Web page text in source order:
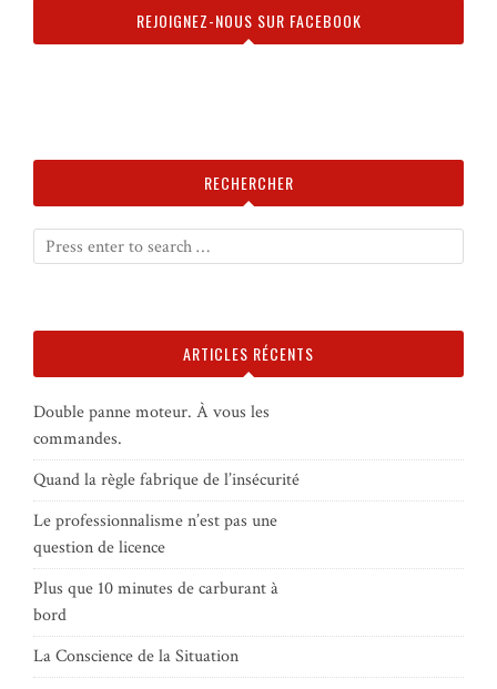
REJOIGNEZ-NOUS SUR FACEBOOK
RECHERCHER
ARTICLES RÉCENTS
Double panne moteur. À vous les
commandes.
Quand la règle fabrique de l’insécurité
Le professionnalisme n’est pas une
question de licence
Plus que 10 minutes de carburant à
bord
La Conscience de la Situation